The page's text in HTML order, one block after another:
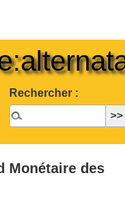
Rechercher :
Monétaire des